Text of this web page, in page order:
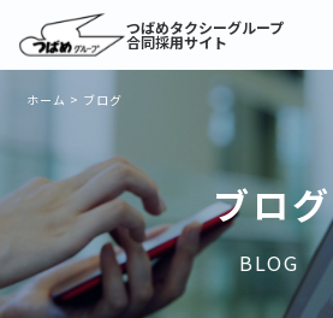
つばめタクシーグループ
合同採用サイト
ホーム > ブログ
ブログ
BLOG